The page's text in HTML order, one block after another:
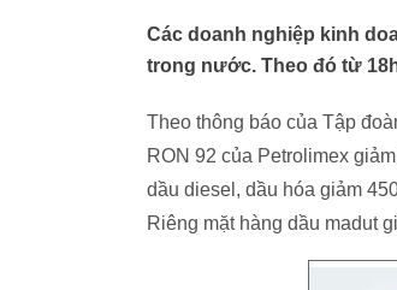
Các doanh nghiệp kinh
trong nước. Theo đó từ
Theo thông báo của Tập
RON 92 của Petrolimex
dầu diesel, dầu hóa giảm
Riêng mặt hàng dầu madut